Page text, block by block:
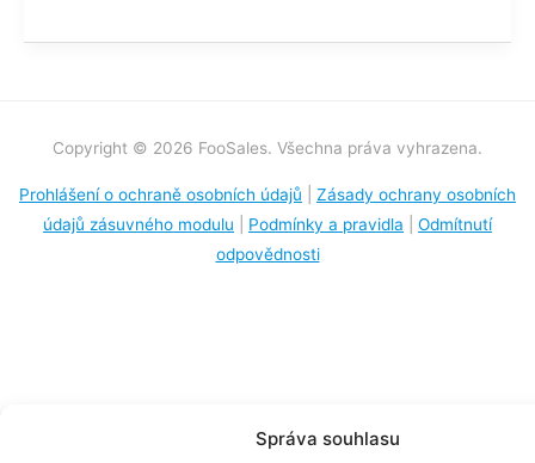
Správa souhlasu
Copyright © 2026 FooSales. Všechna práva vyhrazena.
Prohlášení o ochraně osobních údajů
Zásady ochrany osobních
údajů zásuvného modulu
Podmínky a pravidla
Odmítnutí
odpovědnosti